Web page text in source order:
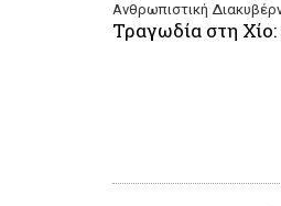
Ανθρωπιστική
Τραγωδία στη